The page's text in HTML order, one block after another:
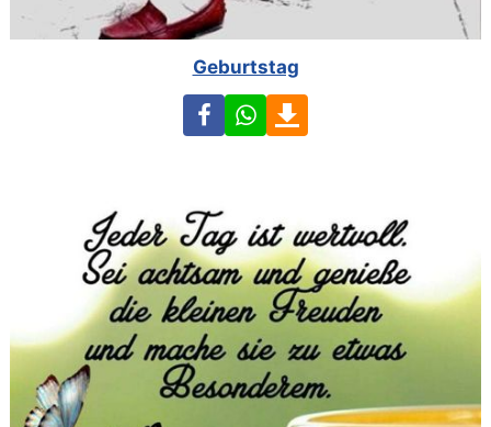
Geburtstag
FacebookWhatsApp